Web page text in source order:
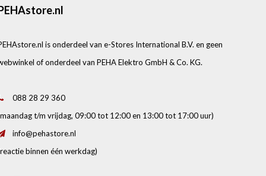
is onderdeel van e-Stores International B.V. en geen
of onderdeel van PEHA Elektro GmbH & Co. KG.
088 28 29 360
t/m vrijdag, 09:00 tot 12:00 en 13:00 tot 17:00 uur)
info@pehastore.nl
binnen één werkdag)